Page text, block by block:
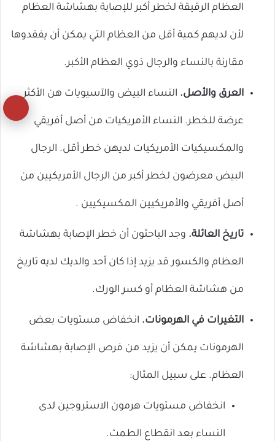
العظام الرقيقة لخطر أكبر للإصابة بهشاشة العظام
لأن لديهم كمية أقل من العظام التي يمكن أن يفقدوها
مقارنة بالنساء والرجال ذوي العظام الأكبر.
العرق والأصل. النساء البيض والآسيويات هن الأكثر
عرضة للخطر. النساء الأمريكيات من أصل أفريقي
والمكسيكيات الأمريكيات لديهن خطر أقل. الرجال
البيض معرضون لخطر أكبر من الرجال الأمريكيين من
أصل أفريقي والأمريكيين المكسيكيين .
تاريخ العائلة. وجد الباحثون أن خطر الإصابة بهشاشة
العظام والكسور قد يزيد إذا كان أحد والديك لديه تاريخ
من هشاشة العظام أو كسر الورك.
التغيرات في الهرمونات. انخفاض مستويات بعض
الهرمونات يمكن أن يزيد من فرص الإصابة بهشاشة
العظام. على سبيل المثال:
انخفاض مستويات هرمون الاستروجين لدى
النساء بعد انقطاع الطمث.
زر